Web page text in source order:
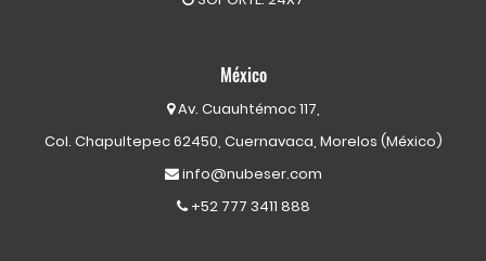
México
Av. Cuauhtémoc 117,
Col. Chapultepec 62450, Cuernavaca, Morelos (México)
info@nubeser.com
+52 777 3411 888